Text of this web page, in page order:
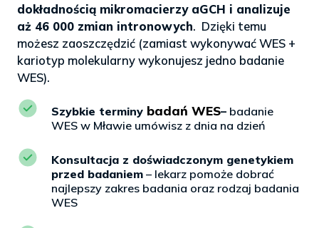
dokładnością mikromacierzy aGCH i analizuje
aż 46 000 zmian intronowych. Dzięki temu
możesz zaoszczędzić (zamiast wykonywać WES +
kariotyp molekularny wykonujesz jedno badanie
WES).
Szybkie terminy badań WES– badanie
WES w Mławie umówisz z dnia na dzień
Konsultacja z doświadczonym genetykiem
przed badaniem – lekarz pomoże dobrać
najlepszy zakres badania oraz rodzaj badania
WES